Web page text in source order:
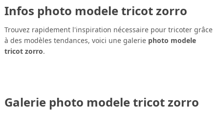
Infos photo modele tricot zorro
Trouvez rapidement l'inspiration nécessaire pour tricoter grâce
à des modèles tendances, voici une galerie photo modele
tricot zorro.
Galerie photo modele tricot zorro